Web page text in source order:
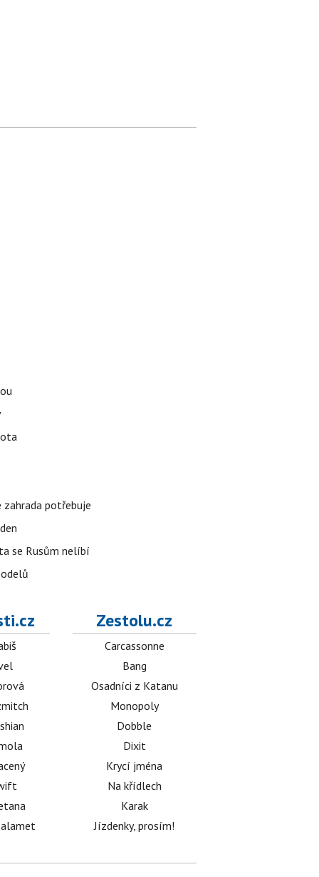
potřebuje
se Rusům nelíbí
Zestolu.cz
Carcassonne
Bang
Osadníci z Katanu
Monopoly
Dobble
Dixit
Krycí jména
Na křídlech
Karak
Jízdenky, prosím!